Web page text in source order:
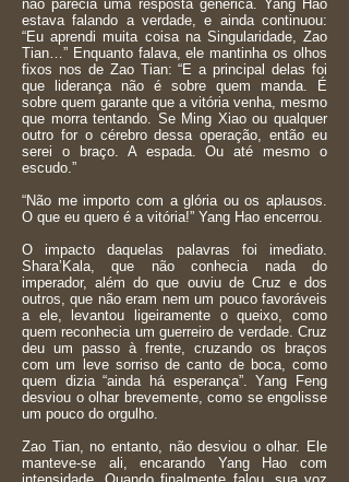
não parecia uma resposta genérica. Yang Hao
estava falando a verdade, e ainda continuou:
“Eu aprendi muita coisa na Singularidade, Zao
Tian…” Enquanto falava, ele mantinha os olhos
fixos nos de Zao Tian: “E a principal delas foi
que liderança não é sobre quem manda. É
sobre quem garante que a vitória venha, mesmo
que morra tentando. Se Ming Xiao ou qualquer
outro for o cérebro dessa operação, então eu
serei o braço. A espada. Ou até mesmo o
escudo.”
“Não me importo com a glória ou os aplausos.
O que eu quero é a vitória!” Yang Hao encerrou.
O impacto daquelas palavras foi imediato.
Shara’Kala, que não conhecia nada do
imperador, além do que ouviu de Cruz e dos
outros, que não eram nem um pouco favoráveis
a ele, levantou ligeiramente o queixo, como
quem reconhecia um guerreiro de verdade. Cruz
deu um passo à frente, cruzando os braços
com um leve sorriso de canto de boca, como
quem dizia “ainda há esperança”. Yang Feng
desviou o olhar brevemente, como se engolisse
um pouco do orgulho.
Zao Tian, no entanto, não desviou o olhar. Ele
manteve-se ali, encarando Yang Hao com